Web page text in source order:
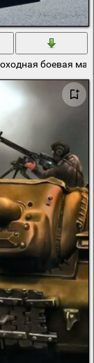
боевая